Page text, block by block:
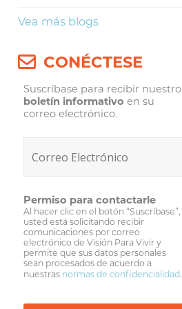
Vea más blogs
CONÉCTESE
Suscríbase para recibir nuestro
boletín informativo en su
correo electrónico.
Permiso para contactarle
Al hacer clic en el botón “Suscríbase”,
usted está solicitando recibir
comunicaciones por correo
electrónico de Visión Para Vivir y
permite que sus datos personales
sean procesados de acuerdo a
nuestras normas de confidencialidad.